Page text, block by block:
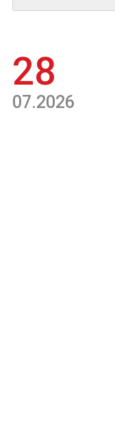
28
07.2026